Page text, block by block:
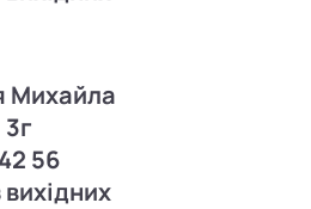
Михайла
56